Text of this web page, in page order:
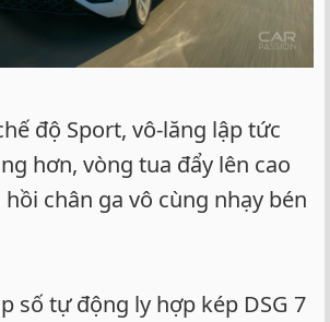
độ Sport, vô-lăng lập tức
hơn, vòng tua đẩy lên cao
chân ga vô cùng nhạy bén
số tự động ly hợp kép DSG 7